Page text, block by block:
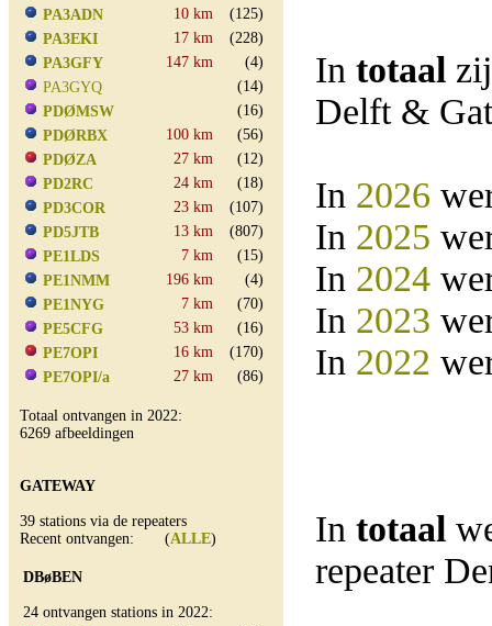
PA3ADN
10 km
(125)
PA3EKI
17 km
(228)
PA3GFY
147 km
(4)
PA3GYQ
(14)
PDØMSW
(16)
PDØRBX
100 km
(56)
PDØZA
27 km
(12)
PD2RC
24 km
(18)
PD3COR
23 km
(107)
PD5JTB
13 km
(807)
PE1LDS
7 km
(15)
PE1NMM
196 km
(4)
PE1NYG
7 km
(70)
PE5CFG
53 km
(16)
PE7OPI
16 km
(170)
PE7OPI/a
27 km (86)
Totaal ontvangen in 2022:
6269 afbeeldingen
GATEWAY
39 stations via de repeaters
Recent ontvangen: (ALLE)
DBøBEN
24 ontvangen stations in 2022:
In totaal
Delft &
In 2026
In 2025
In 2024
In 2023
In 2022
In totaal
repeater